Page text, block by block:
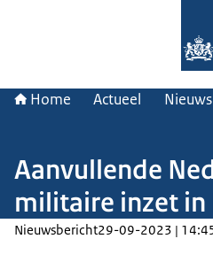
Home Actueel Nieuws
Aanvullende
militaire inzet in
Nieuwsbericht29-09-2023 |